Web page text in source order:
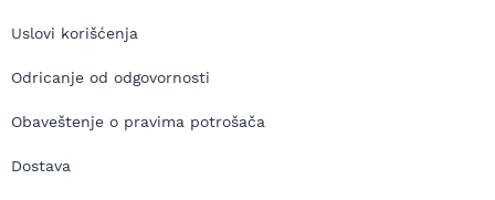
Uslovi korišćenja
Odricanje od odgovornosti
Obaveštenje o pravima potrošača
Dostava